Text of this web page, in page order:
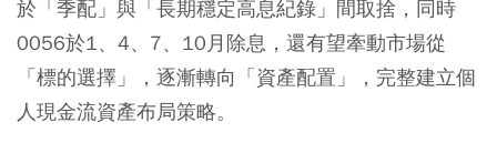
於「季配」與「長期穩定高息紀錄」間取捨，同時
0056於1、4、7、10月除息，還有望牽動市場從
「標的選擇」，逐漸轉向「資產配置」，完整建立個
人現金流資產布局策略。